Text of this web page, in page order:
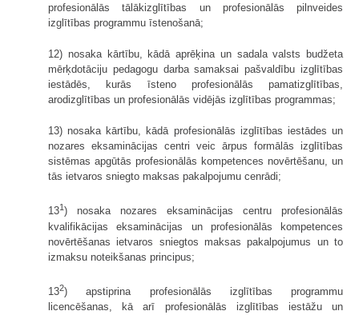
profesionālās tālākizglītības un profesionālās pilnveides
izglītības programmu īstenošanā;
12) nosaka kārtību, kādā aprēķina un sadala valsts budžeta
mērķdotāciju pedagogu darba samaksai pašvaldību izglītības
iestādēs, kurās īsteno profesionālās pamatizglītības,
arodizglītības un profesionālās vidējās izglītības programmas;
13) nosaka kārtību, kādā profesionālās izglītības iestādes un
nozares eksaminācijas centri veic ārpus formālās izglītības
sistēmas apgūtās profesionālās kompetences novērtēšanu, un
tās ietvaros sniegto maksas pakalpojumu cenrādi;
131 ) nosaka nozares eksaminācijas centru profesionālās
kvalifikācijas eksaminācijas un profesionālās kompetences
novērtēšanas ietvaros sniegtos maksas pakalpojumus un to
izmaksu noteikšanas principus;
132) apstiprina profesionālās izglītības programmu
licencēšanas, kā arī profesionālās izglītības iestāžu un